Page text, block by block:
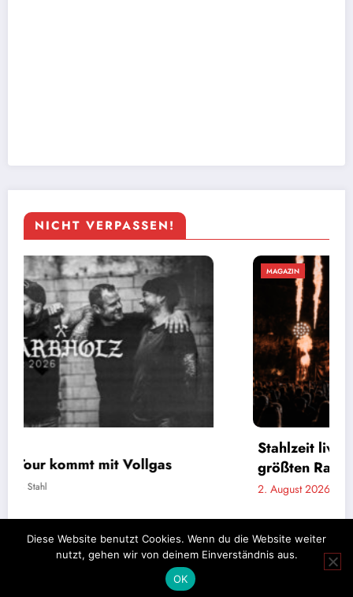
NICHT VERPASSEN!
MAGAZIN
Stahlzeit live: Ein Tag auf Tour mit der
größten Rammstein-Tribute-Band der Welt
2. August 2026
Datenschutz
Diese Website benutzt Cookies. Wenn du die Website weiter
nutzt, gehen wir von deinem Einverständnis aus.
OK